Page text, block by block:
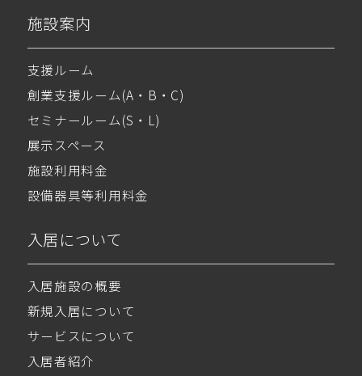
施設案内
支援ルーム
創業支援ルーム(A・B・C)
セミナールーム(S・L)
展示スペース
施設利用料金
設備器具等利用料金
入居について
入居施設の概要
新規入居について
サービスについて
入居者紹介